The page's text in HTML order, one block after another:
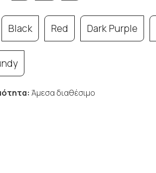
Black Red Dark Purple
Άμεσα διαθέσιμο